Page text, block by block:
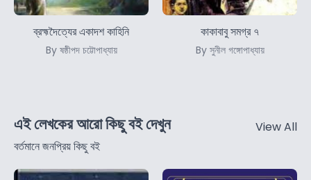
ব্রহ্মদৈত্যের একাদশ কাহিনি
By ষষ্ঠীপদ চট্টোপাধ্যায়
কাকাবাবু সমগ্র ৭
By সুনীল গঙ্গোপাধ্যায়
এই লেখকের আরো কিছু বই দেখুন
বর্তমানে জনপ্রিয় কিছু বই
View All